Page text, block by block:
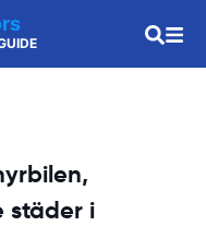
städer i